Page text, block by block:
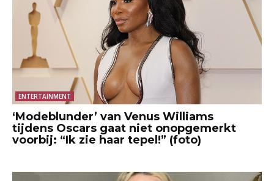
ENTERTAINMENT
‘Modeblunder’ van Venus Williams
tijdens Oscars gaat niet onopgemerkt
voorbij: “Ik zie haar tepel!” (foto)